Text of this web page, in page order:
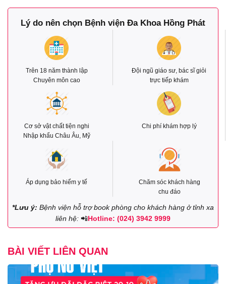
Lý do nên chọn Bệnh viện Đa Khoa Hồng Phát
Trên 18 năm thành lập
Chuyên môn cao
Đội ngũ giáo sư, bác sĩ giỏi
trực tiếp khám
Cơ sở vật chất tiện nghi
Nhập khẩu Châu Âu, Mỹ
Chi phí khám hợp lý
Áp dụng bảo hiểm y tế
Chăm sóc khách hàng
chu đáo
*Lưu ý: Bệnh viện hỗ trợ book phòng cho khách hàng ở tỉnh xa
liên hệ: 📲Hotline: (024) 3942 9999
BÀI VIẾT LIÊN QUAN